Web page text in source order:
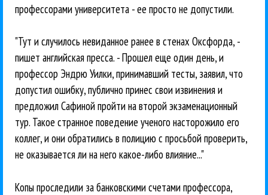
профессорами университета - ее просто не допустили.
"Тут и случилось невиданное ранее в стенах Оксфорда, -
пишет английская пресса. - Прошел еще один день, и
профессор Эндрю Уилки, принимавший тесты, заявил, что
допустил ошибку, публично принес свои извинения и
предложил Сафиной пройти на второй экзаменационный
тур. Такое странное поведение ученого насторожило его
коллег, и они обратились в полицию с просьбой проверить,
не оказывается ли на него какое-либо влияние..."
Копы проследили за банковскими счетами профессора,